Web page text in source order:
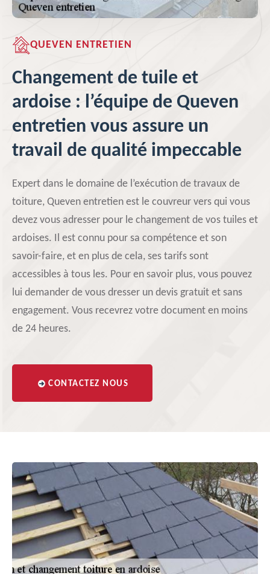
QUEVEN ENTRETIEN
Changement de tuile et
ardoise : l’équipe de Queven
entretien vous assure un
travail de qualité impeccable
Expert dans le domaine de l’exécution de travaux de
toiture, Queven entretien est le couvreur vers qui vous
devez vous adresser pour le changement de vos tuiles et
ardoises. Il est connu pour sa compétence et son
savoir-faire, et en plus de cela, ses tarifs sont
accessibles à tous les. Pour en savoir plus, vous pouvez
lui demander de vous dresser un devis gratuit et sans
engagement. Vous recevrez votre document en moins
de 24 heures.
CONTACTEZ NOUS